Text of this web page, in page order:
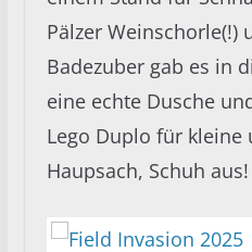
Pälzer Weinschorle(!)
Badezuber gab es in
eine echte Dusche
Lego Duplo für kleine
Haupsach, Schuh aus!